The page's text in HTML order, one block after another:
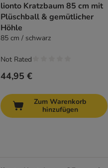
lionto Kratzbaum 85 cm mit
Plüschball & gemütlicher
Höhle
85 cm / schwarz
44,95 €
Not Rated
Zum Warenkorb
hinzufügen